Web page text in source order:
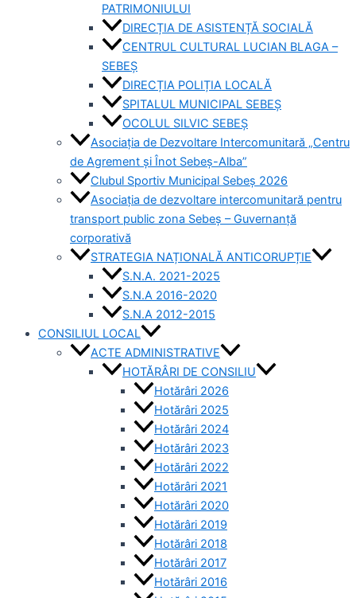
PATRIMONIULUI
DIRECȚIA DE ASISTENȚĂ SOCIALĂ
CENTRUL CULTURAL LUCIAN BLAGA –
SEBEȘ
DIRECȚIA POLIȚIA LOCALĂ
SPITALUL MUNICIPAL SEBEȘ
OCOLUL SILVIC SEBEȘ
Asociația de Dezvoltare Intercomunitară „Centru
de Agrement și Înot Sebeș-Alba”
Clubul Sportiv Municipal Sebeș 2026
Asociația de dezvoltare intercomunitară pentru
transport public zona Sebeș – Guvernanță
corporativă
STRATEGIA NAȚIONALĂ ANTICORUPȚIE
S.N.A. 2021-2025
S.N.A 2016-2020
S.N.A 2012-2015
CONSILIUL LOCAL
ACTE ADMINISTRATIVE
HOTĂRÂRI DE CONSILIU
Hotărâri 2026
Hotărâri 2025
Hotărâri 2024
Hotărâri 2023
Hotărâri 2022
Hotărâri 2021
Hotărâri 2020
Hotărâri 2019
Hotărâri 2018
Hotărâri 2017
Hotărâri 2016